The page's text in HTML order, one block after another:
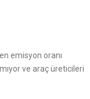
emisyon oranı
ve araç üreticileri